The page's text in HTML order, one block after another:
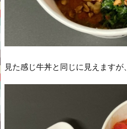
見た感じ牛丼と同じに見えますが、